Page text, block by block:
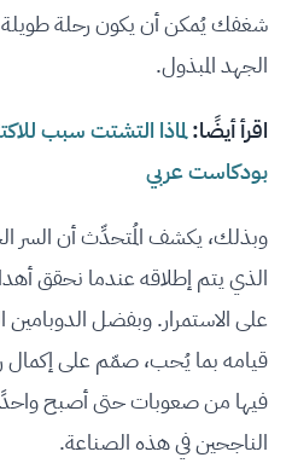
شغفك يُمكن أن يكون رحلة
الجهد المبذول.
اقرأ أيضًا:لماذا التشتت سبب
بودكاست عربي
وبذلك، يكشف المُتحدِّث أن السر
الذي يتم إطلاقه عندما نحقق
على الاستمرار. وبفضل الدوبامين
قيامه بما يُحب، صمّم على إكمال
فيها من صعوبات حتى أصبح
الناجحين في هذه الصناعة.